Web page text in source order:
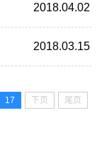
2018.04.02
2018.03.15
17 下页
尾页